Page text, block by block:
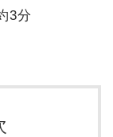
3分